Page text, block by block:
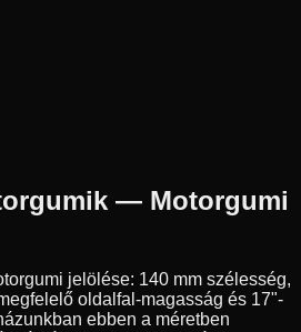
— Motorgumi
jelölése: 140 mm szélesség,
oldalfal-magasság és 17"-
ebben a méretben